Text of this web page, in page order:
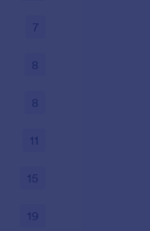
7
8
8
11
15
19